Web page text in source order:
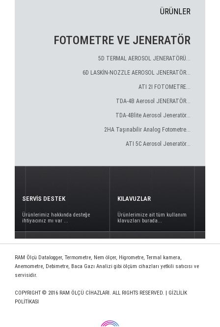
ÜRÜNLER
FOTOMETRE VE JENERATÖR
5D TERMAL AEROSOL JENERATÖRÜ...
6D LASKİN-NOZZLE AEROSOL JENERATÖR...
ATI 2I FOTOMETRE...
TDA-4B Aerosol JENERATÖR...
TDA-4Blite Aerosol Jeneratör...
2HA Taşınabilir Analog Fotometre...
ATI 5C Aerosol Jeneratör...
SERVİS DESTEK
Ürünlerimiz hakkında desteğe
ihtiyacınız mı var ...
KILAVUZLAR
Ürünlerimize ait tüm kullanım
klavuzları burada...
RAM Ölçü Datalogger, Termometre, Nem ölçer, Higrometre, Termal kamera,
Anemometre, Debimetre, Baca Gazı Analizi gibi ölçüm cihazları yetkili satıcısı ve
servisidir.
COPYRIGHT © 2016 RAM ÖLÇÜ CİHAZLARI. ALL RIGHTS RESERVED. | GİZLİLİK
POLİTİKASI
www.deploy.com.tr